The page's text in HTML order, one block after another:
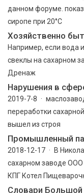
данном форуме.
сиропе при 20°С
Хозяйственно
Например, если вода
свеклы на сахарном
Дренаж
Нарушения в
2019-7-8 ·
переработки
вышел из строя
Промышленный
2018-12-17 · В
сахарном заводе
КПГ Котел
Словари Большой